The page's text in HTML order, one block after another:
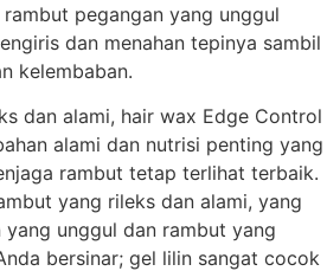
pegangan yang unggul
dan menahan tepinya sambil
kelembaban.
dan alami, hair wax Edge Control
alami dan nutrisi penting yang
rambut tetap terlihat terbaik.
yang rileks dan alami, yang
unggul dan rambut yang
bersinar; gel lilin sangat cocok